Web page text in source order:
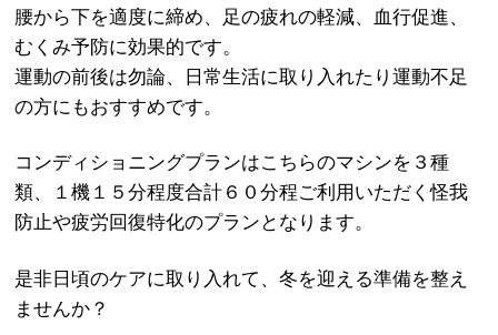
腰から下を適度に締め、足の疲れの軽減、血行促進、
むくみ予防に効果的です。
運動の前後は勿論、日常生活に取り入れたり運動不足
の方にもおすすめです。
コンディショニングプランはこちらのマシンを３種
類、１機１５分程度合計６０分程ご利用いただく怪我
防止や疲労回復特化のプランとなります。
是非日頃のケアに取り入れて、冬を迎える準備を整え
ませんか？